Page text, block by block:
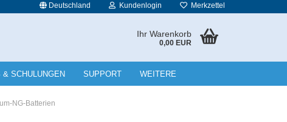
Deutschland Kundenlogin
Mail
Merkzettel
Ihr Warenkorb
0,00 EUR
& SCHULUNGEN SUPPORT WEITERE
NG-Batterien